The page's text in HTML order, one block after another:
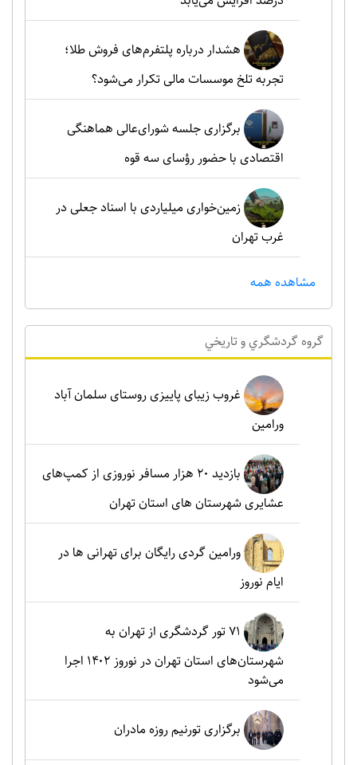
هشدار درباره پلتفرم‌های فروش طلا؛
تجربه تلخ موسسات مالی تکرار می‌شود؟
برگزاری جلسه شورای‌عالی هماهنگی
اقتصادی با حضور رؤسای سه قوه
زمین‌خواری میلیاردی با اسناد جعلی در
غرب تهران
مشاهده همه
گروه گردشگري و تاريخي
غروب زیبای پاییزی روستای سلمان آباد
ورامین
بازدید ۲۰ هزار مسافر نوروزی از کمپ‌های
عشایری شهرستان های استان تهران
ورامین گردی رایگان برای تهرانی ها در
ایام نوروز
۷۱ تور گردشگری از تهران به
شهرستان‌های استان تهران در نوروز ۱۴۰۲ اجرا
می‌شود
برگزاری تورنیم روزه مادران